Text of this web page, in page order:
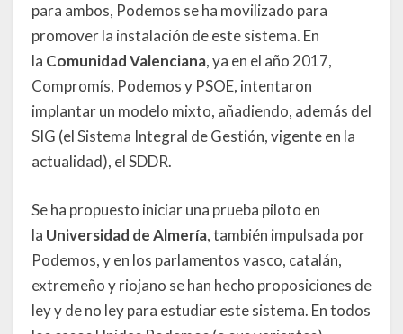
para ambos, Podemos se ha movilizado para
promover la instalación de este sistema. En
la Comunidad Valenciana, ya en el año 2017,
Compromís, Podemos y PSOE, intentaron
implantar un modelo mixto, añadiendo, además del
SIG (el Sistema Integral de Gestión, vigente en la
actualidad), el SDDR.
Se ha propuesto iniciar una prueba piloto en
la Universidad de Almería, también impulsada por
Podemos, y en los parlamentos vasco, catalán,
extremeño y riojano se han hecho proposiciones de
ley y de no ley para estudiar este sistema. En todos